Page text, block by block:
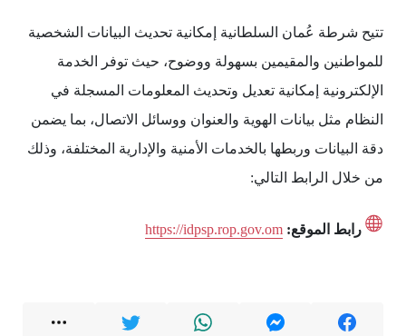
تتيح شرطة عُمان السلطانية إمكانية تحديث البيانات الشخصية
للمواطنين والمقيمين بسهولة ووضوح، حيث توفر الخدمة
الإلكترونية إمكانية تعديل وتحديث المعلومات المسجلة في
النظام مثل بيانات الهوية والعنوان ووسائل الاتصال، بما يضمن
دقة البيانات وربطها بالخدمات الأمنية والإدارية المختلفة، وذلك
من خلال الرابط التالي:
رابط الموقع: https://idpsp.rop.gov.om